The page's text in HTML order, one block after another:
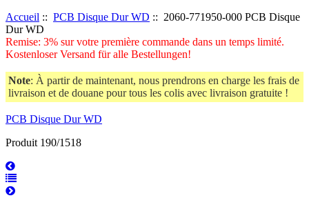
Accueil :: PCB Disque Dur WD :: 2060-771950-000 PCB Disque
Dur WD
Remise: 3% sur votre première commande dans un temps limité.
Kostenloser Versand für alle Bestellungen!
Note: À partir de maintenant, nous prendrons en charge les frais de
livraison et de douane pour tous les colis avec livraison gratuite !
PCB Disque Dur WD
Produit 190/1518